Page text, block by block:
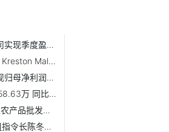
降糖药Mounjaro助力礼来公司实现季度盈利大增_每日消息
每日热文:鹰辉物流(01442)：Kreston Malaysia辞任核数师
播报:张家港行：前三季度实现归母净利润15.72亿元，同比增长5.79%
康比特2025年第三季度亏损58.63万 同比由盈转亏 看点
关注：2025年10月30日阳泉农产品批发市场有限公司价格行情
新华社快讯：神舟二十号乘组指令长陈冬成为首个在轨驻留时间...